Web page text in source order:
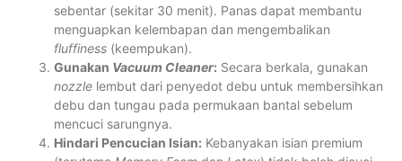
sebentar (sekitar 30 menit). Panas dapat membantu
menguapkan kelembapan dan mengembalikan
fluffiness (keempukan).
Gunakan Vacuum Cleaner: Secara berkala, gunakan
nozzle lembut dari penyedot debu untuk membersihkan
debu dan tungau pada permukaan bantal sebelum
mencuci sarungnya.
Hindari Pencucian Isian: Kebanyakan isian premium